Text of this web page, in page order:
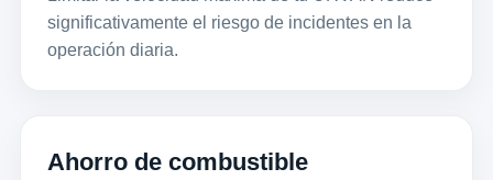
significativamente el riesgo de incidentes en la
operación diaria.
Ahorro de combustible